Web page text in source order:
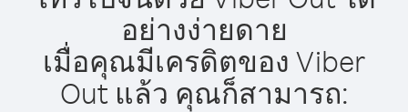
อย่างง่ายดาย
เมื่อคุณมีเครดิตของ Viber
Out แล้ว คุณก็สามารถ: